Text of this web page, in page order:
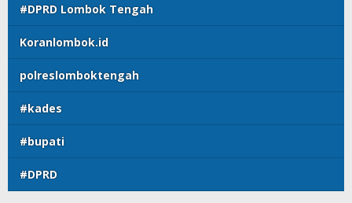
#DPRD Lombok Tengah
Koranlombok.id
polreslomboktengah
#kades
#bupati
#DPRD